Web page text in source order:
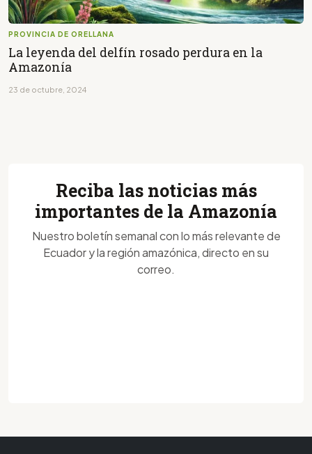
PROVINCIA DE ORELLANA
La leyenda del delfín rosado perdura en la
Amazonía
23 de octubre, 2024
Reciba las noticias más
importantes de la Amazonía
Nuestro boletín semanal con lo más relevante de
Ecuador y la región amazónica, directo en su
correo.